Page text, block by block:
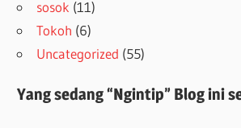
sosok (11)
Tokoh (6)
Uncategorized (55)
Yang sedang “Ngintip” Blog ini